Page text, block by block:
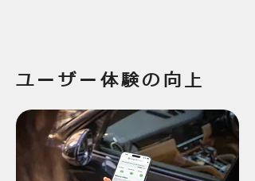
ユーザー体験の向上